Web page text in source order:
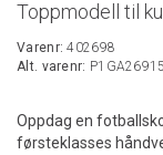
Toppmodell til
Varenr:402698
Alt. varenr:
Oppdag en
førsteklasses